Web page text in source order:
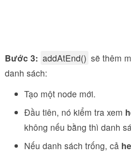
Bước 3: addAtEnd() sẽ thêm
danh sách:
Tạo một node mới.
Đầu tiên, nó kiểm tra xem
không nếu bằng thì danh
Nếu danh sách trống, cả